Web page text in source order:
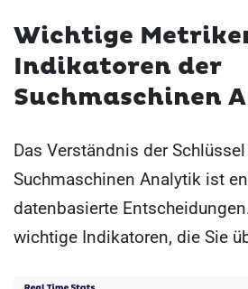
Wichtige
Indikatoren der
Suchmaschinen
Das Verständnis der
Suchmaschinen Analytik ist
datenbasierte
wichtige Indikatoren, die Sie